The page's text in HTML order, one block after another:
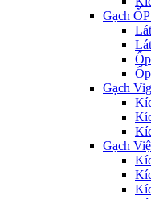
Gạch
Gạch
Gạch